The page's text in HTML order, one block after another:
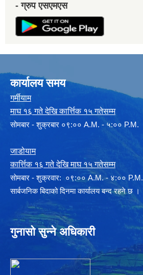
- ग्रुप एसएमएस
कार्यालय समय
गर्मीयाम
माघ १६ गते देखि कार्त्तिक १५ गतेसम्म
सोमबार - शुक्रबार ०९:०० A.M. - ५:०० P.M.
जाडोयाम
कार्त्तिक १६ गते देखि माघ १५ गतेसम्म
साेमबार - शुक्रवार: ०९:०० A.M. - ४:०० P.M.
सार्बजनिक बिदाको दिनमा कार्यालय बन्द रहने छ ।
गुनासो सुन्ने अधिकारी